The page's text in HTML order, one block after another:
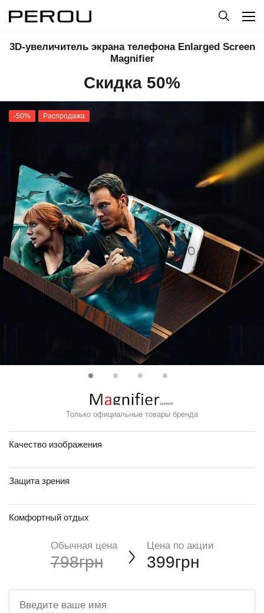
3D-увеличитель экрана телефона Enlarged Screen
Magnifier
Скидка 50%
-50% Распродажа
Только официальные товары бренда
Качество изображения
Защита зрения
Комфортный отдых
Обычная цена
798грн
Цена по акции
399грн